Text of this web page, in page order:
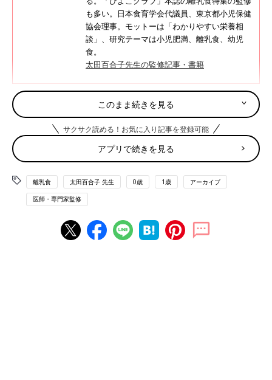
も多い。日本食育学会代議員、東京都小児保健
協会理事。モットーは「わかりやすい栄養相
談」、研究テーマは小児肥満、離乳食、幼児
食。
太田百合子先生の監修記事・書籍
目次
タンパク質たっぷりの秋が旬の魚のOK・NGは？
ビタミン類が豊富に含まれているきのこのOK・NG
ビタミン・ミネラルの宝庫、野菜＆くだもののOK・
NGは？
タンパク質たっぷりの秋が旬の魚のOK・NGは？
このまま続きを見る
サクサク読める！お気に入り記事を登録可能
アプリで続きを見る
離乳食 太田百合子 先生 0歳 1歳 アーカイブ
医師・専門家監修